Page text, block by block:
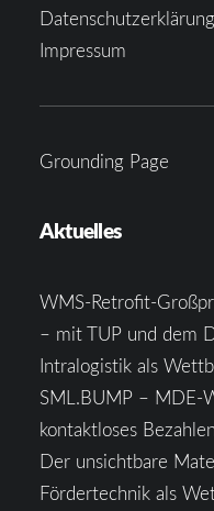
Datenschutzerklärung
Impressum
Grounding Page
Aktuelles
WMS-Retrofit-
– mit TUP und dem
Intralogistik als
SML.BUMP – MDE-
kontaktloses Bezahlen
Der unsichtbare
Fördertechnik als